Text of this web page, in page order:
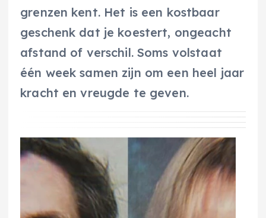
grenzen kent. Het is een kostbaar
geschenk dat je koestert, ongeacht
afstand of verschil. Soms volstaat
één week samen zijn om een heel jaar
kracht en vreugde te geven.